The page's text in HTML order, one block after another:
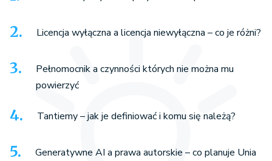
Licencja wyłączna a licencja niewyłączna – co je różni?
Pełnomocnik a czynności których nie można mu
powierzyć
Tantiemy – jak je definiować i komu się należą?
Generatywne AI a prawa autorskie – co planuje Unia